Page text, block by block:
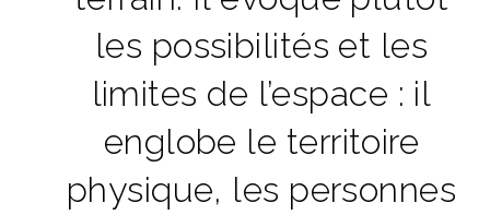
les possibilités et les
limites de l’espace : il
englobe le territoire
physique, les personnes